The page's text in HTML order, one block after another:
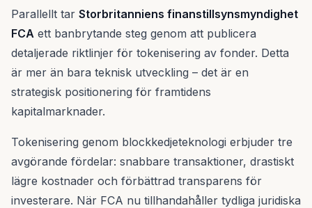
Parallellt tar Storbritanniens finanstillsynsmyndighet
FCA ett banbrytande steg genom att publicera
detaljerade riktlinjer för tokenisering av fonder. Detta
är mer än bara teknisk utveckling – det är en
strategisk positionering för framtidens
kapitalmarknader.
Tokenisering genom blockkedjeteknologi erbjuder tre
avgörande fördelar: snabbare transaktioner, drastiskt
lägre kostnader och förbättrad transparens för
investerare. När FCA nu tillhandahåller tydliga juridiska